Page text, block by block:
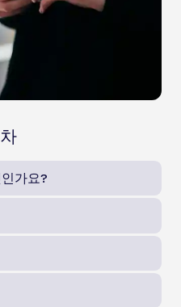
가요?